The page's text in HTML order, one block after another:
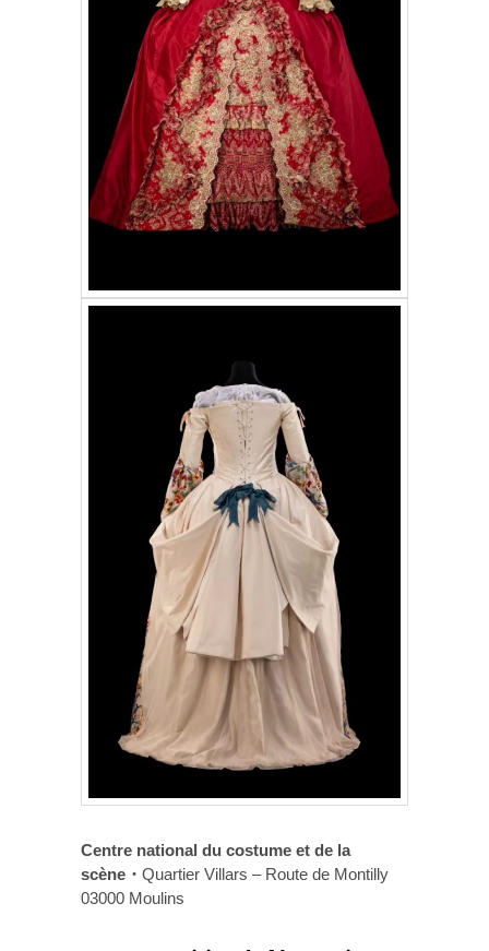
Centre national du costume et de la
scène・ Quartier Villars – Route de Montilly
03000 Moulins